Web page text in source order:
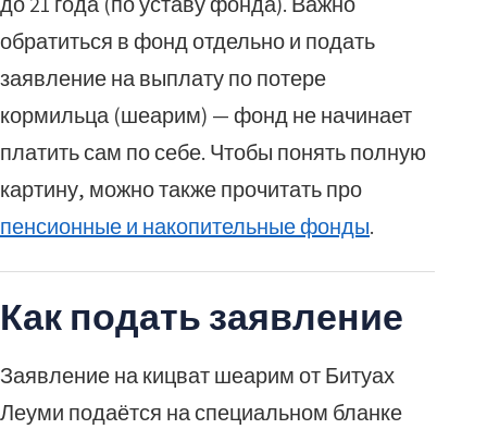
обратиться в фонд отдельно и подать
заявление на выплату по потере
кормильца (шеарим) — фонд не начинает
платить сам по себе. Чтобы понять полную
картину, можно также прочитать про
пенсионные и накопительные фонды.
Как подать заявление
Заявление на кицват шеарим от Битуах
Леуми подаётся на специальном бланке